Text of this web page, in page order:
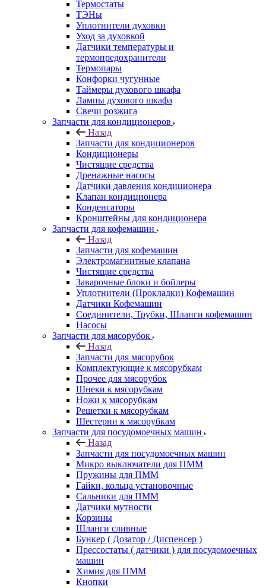
Термостаты
ТЭНы
Уплотнители духовки
Уход за духовкой
Датчики температуры и
термопредохранители
Термопары
Конфорки чугунные
Таймеры духового шкафа
Лампы духового шкафа
Свечи розжига
Запчасти для кондиционеров
Назад
Запчасти для кондиционеров
Кондиционеры
Чистящие средства
Дренажные насосы
Датчики давления кондиционера
Клапан кондиционера
Конденсаторы
Кронштейны для кондиционера
Запчасти для кофемашин
Назад
Запчасти для кофемашин
Электромагнитные клапана
Чистящие средства
Заварочные блоки и бойлеры
Уплотнители (Прокладки) Кофемашин
Датчики Кофемашин
Соединители, Трубки, Шланги кофемашин
Насосы
Запчасти для мясорубок
Назад
Запчасти для мясорубок
Комплектующие к мясорубкам
Прочее для мясорубок
Шнеки к мясорубкам
Ножи к мясорубкам
Решетки к мясорубкам
Шестерни к мясорубкам
Запчасти для посудомоечных машин
Назад
Запчасти для посудомоечных машин
Микро выключатели для ПММ
Пружины для ПММ
Гайки, кольца установочные
Сальники для ПММ
Датчики мутности
Корзины
Шланги сливные
Бункер ( Дозатор / Диспенсер )
Прессостаты ( датчики ) для посудомоечных
машин
Химия для ПММ
Кнопки